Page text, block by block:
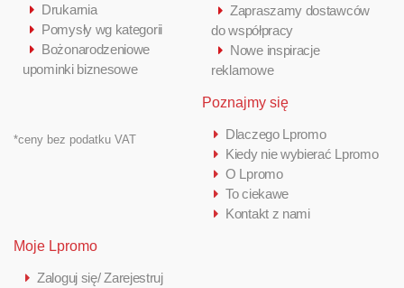
Drukarnia
Pomysły wg kategorii
Bożonarodzeniowe
upominki biznesowe
*ceny bez podatku VAT
Zapraszamy dostawców
do współpracy
Nowe inspiracje
reklamowe
Poznajmy się
Dlaczego Lpromo
Kiedy nie wybierać Lpromo
O Lpromo
To ciekawe
Kontakt z nami
Moje Lpromo
Zaloguj się/ Zarejestruj